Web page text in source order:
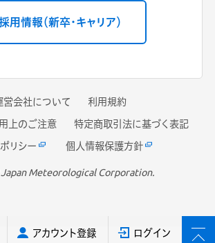
アカウント登録 ログイン
用情報（新卒・キャリア）
営会社について
利用規約
上のご注意
特定商取引法に基づく表記
リシー
個人情報保護方針
Meteorological Corporation.